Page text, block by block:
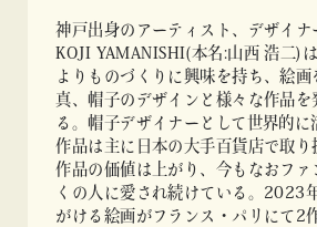
神戸出身のアーティスト、デザイナ
KOJI YAMANISHI(本名:山西 浩二)
よりものづくりに興味を持ち、絵画
真、帽子のデザインと様々な作品を
る。帽子デザイナーとして世界的に
作品は主に日本の大手百貨店で取り
作品の価値は上がり、今もなおファ
くの人に愛され続けている。2023
がける絵画がフランス・パリにて2